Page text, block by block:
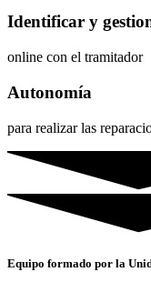
Identificar y
online con el tramitador
Autonomía
para realizar las
Equipo formado por la